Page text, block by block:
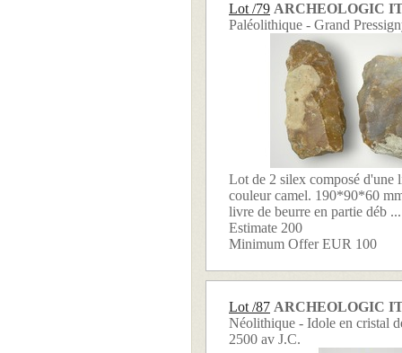
Lot /79 ARCHEOLOGIC
Paléolithique - Grand
Lot de 2 silex composé d'une
couleur camel. 190*90*60
livre de beurre en partie déb ...
Estimate 200
Minimum Offer EUR 100
Lot /87 ARCHEOLOGIC
Néolithique - Idole en cristal
2500 av J.C.